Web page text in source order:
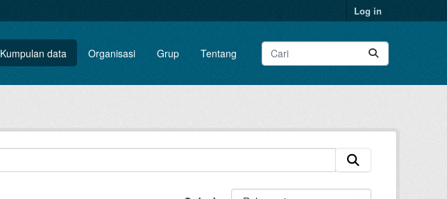
Log in
Kumpulan data Organisasi Grup Tentang